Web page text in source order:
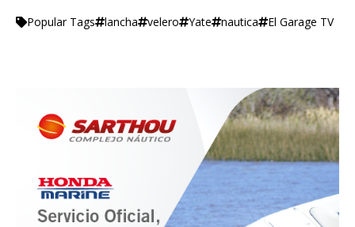
Popular Tags lancha velero Yate nautica El Garage TV